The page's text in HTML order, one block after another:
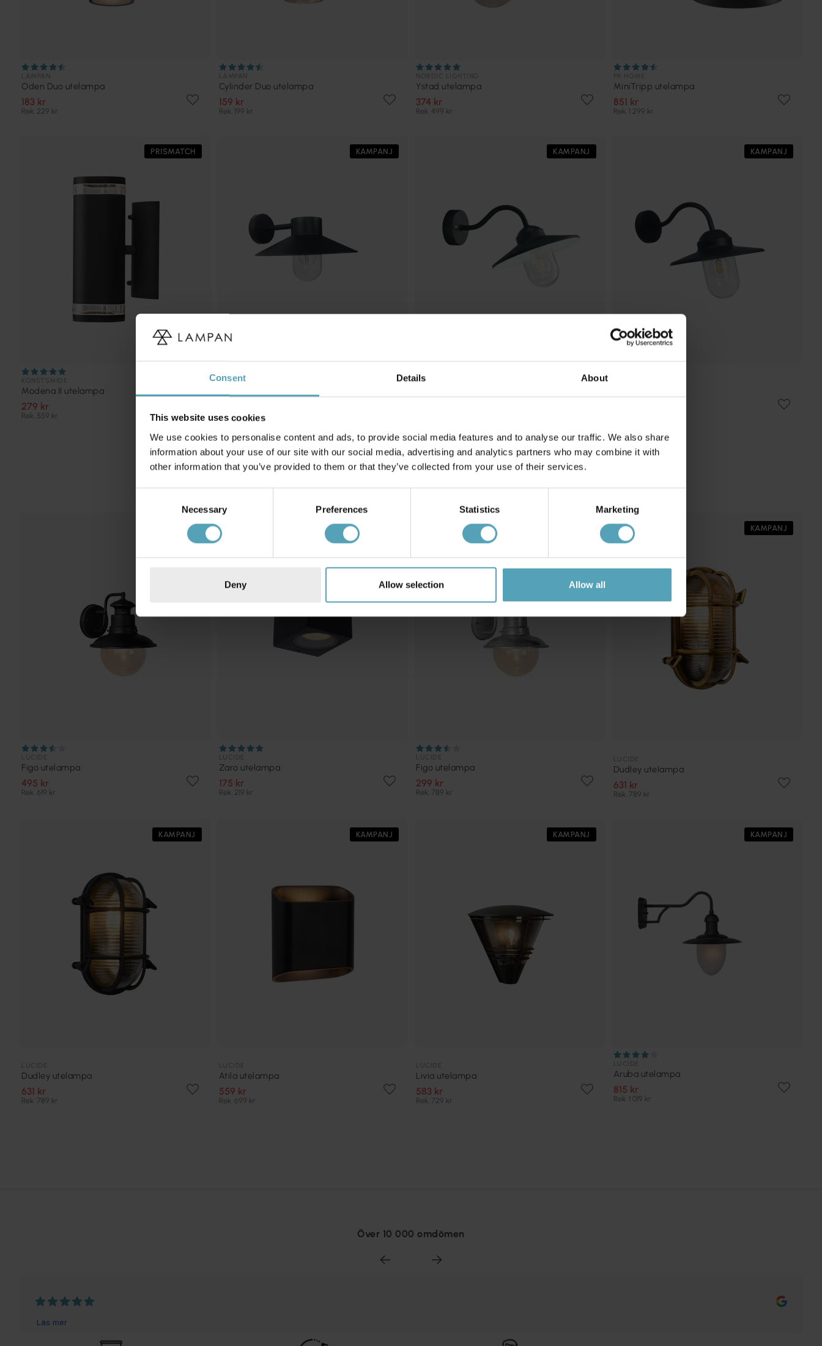
Consent Details About
This website uses cookies
We use cookies to personalise content and ads, to provide social media features and to analyse our traffic. We also share
information about your use of our site with our social media, advertising and analytics partners who may combine it with
other information that you’ve provided to them or that they’ve collected from your use of their services.
Necessary Preferences Statistics Marketing
Deny Allow selection Allow all
Oden Duo utelampa
183 kr
Rek. 229 kr
Cylinder Duo utelampa
159 kr
Rek. 199 kr
Ystad utelampa
374 kr
Rek. 499 kr
MiniTripp utelampa
851 kr
Rek. 1 299 kr
PRISMATCH
Modena II utelampa
279 kr
Rek. 559 kr
KAMPANJ
NORDIC LIGHTING
Rek. 599 kr
KAMPANJ
NORLYS
KAMPANJ
Andra köpte även
KAMPANJ
Figo utelampa
495 kr
Rek. 619 kr
KAMPANJ
Zaro utelampa
175 kr
Rek. 219 kr
Figo utelampa
299 kr
Rek. 789 kr
KAMPANJ
Dudley utelampa
631 kr
Rek. 789 kr
KAMPANJ
Dudley utelampa
631 kr
Rek. 789 kr
KAMPANJ
Atila utelampa
559 kr
Rek. 699 kr
KAMPANJ
Livia utelampa
583 kr
Rek. 729 kr
KAMPANJ
Aruba utelampa
815 kr
Rek. 1 019 kr
Över 10 000 omdömen